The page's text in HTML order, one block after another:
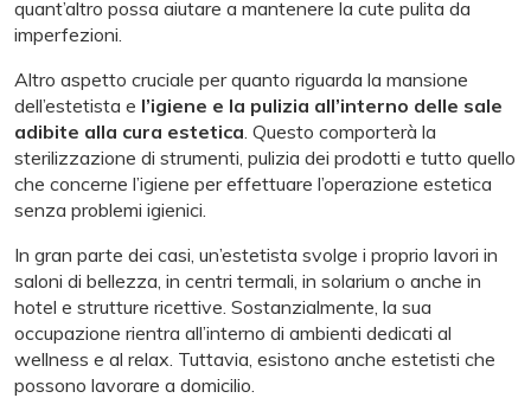
quant’altro possa aiutare a mantenere la cute pulita da
imperfezioni.
Altro aspetto cruciale per quanto riguarda la mansione
dell’estetista e l’igiene e la pulizia all’interno delle sale
adibite alla cura estetica . Questo comporterà la
sterilizzazione di strumenti, pulizia dei prodotti e tutto quello
che concerne l’igiene per effettuare l’operazione estetica
senza problemi igienici.
In gran parte dei casi, un’estetista svolge i proprio lavori in
saloni di bellezza, in centri termali, in solarium o anche in
hotel e strutture ricettive. Sostanzialmente, la sua
occupazione rientra all’interno di ambienti dedicati al
wellness e al relax. Tuttavia, esistono anche estetisti che
possono lavorare a domicilio.